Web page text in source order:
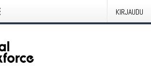
KIRJAUDU